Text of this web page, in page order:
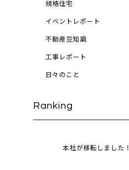
規格住宅
イベントレポート
不動産豆知識
工事レポート
日々のこと
Ranking
本社が移転しました！